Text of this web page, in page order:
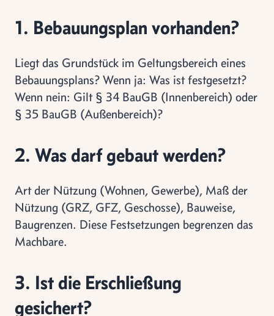
1. Bebauungsplan vorhanden?
Liegt das Grundstück im Geltungsbereich eines
Bebauungsplans? Wenn ja: Was ist festgesetzt?
Wenn nein: Gilt § 34 BauGB (Innenbereich) oder
§ 35 BauGB (Außenbereich)?
2. Was darf gebaut werden?
Art der Nützung (Wohnen, Gewerbe), Maß der
Nützung (GRZ, GFZ, Geschosse), Bauweise,
Baugrenzen. Diese Festsetzungen begrenzen das
Machbare.
3. Ist die Erschließung
gesichert?